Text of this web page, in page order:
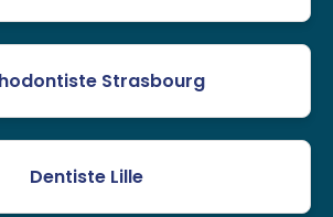
Strasbourg
Dentiste Lille